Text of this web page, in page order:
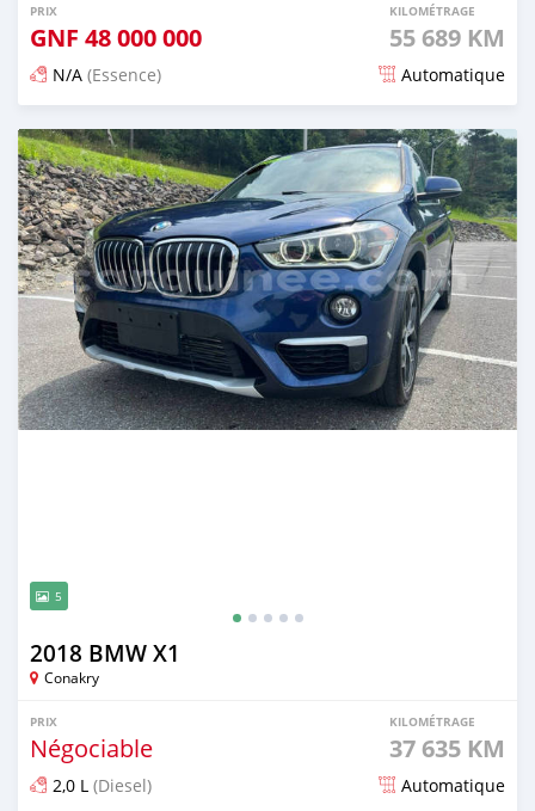
PRIX
GNF 48 000 000
KILOMÉTRAGE
55 689 KM
N/A (Essence) Automatique
Publié il y a plus d'un an
5
2018 BMW X1
Conakry
PRIX
Négociable
KILOMÉTRAGE
37 635 KM
2,0 L (Diesel) Automatique